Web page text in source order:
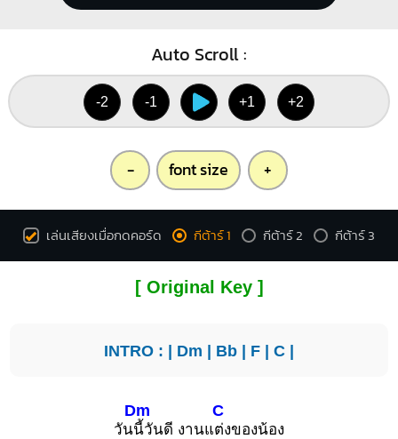
Auto Scroll :
-2 -1 +1 +2
- font size +
เล่นเสียงเมื่อกดคอร์ด กีต้าร์ 1 กีต้าร์ 2 กีต้าร์ 3
[ Original Key ]
INTRO : | Dm | Bb | F | C |
วัน
Dm
นี้วันดี งานแ
C
ต่งของน้อง